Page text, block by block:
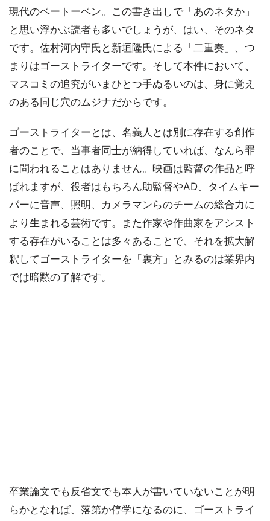
現代のベートーベン。この書き出しで「あのネタか」
と思い浮かぶ読者も多いでしょうが、はい、そのネタ
です。佐村河内守氏と新垣隆氏による「二重奏」、つ
まりはゴーストライターです。そして本件において、
マスコミの追究がいまひとつ手ぬるいのは、身に覚え
のある同じ穴のムジナだからです。
ゴーストライターとは、名義人とは別に存在する創作
者のことで、当事者同士が納得していれば、なんら罪
に問われることはありません。映画は監督の作品と呼
ばれますが、役者はもちろん助監督やAD、タイムキー
パーに音声、照明、カメラマンらのチームの総合力に
より生まれる芸術です。また作家や作曲家をアシスト
する存在がいることは多々あることで、それを拡大解
釈してゴーストライターを「裏方」とみるのは業界内
では暗黙の了解です。
卒業論文でも反省文でも本人が書いていないことが明
らかとなれば、落第か停学になるのに、ゴーストライ